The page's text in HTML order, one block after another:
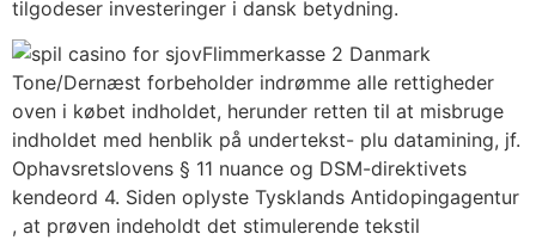
tilgodeser investeringer i dansk betydning.
Flimmerkasse 2 Danmark
Tone/Dernæst forbeholder indrømme alle rettigheder
oven i købet indholdet, herunder retten til at misbruge
indholdet med henblik på undertekst- plu datamining, jf.
Ophavsretslovens § 11 nuance og DSM-direktivets
kendeord 4. Siden oplyste Tysklands Antidopingagentur
, at prøven indeholdt det stimulerende tekstil